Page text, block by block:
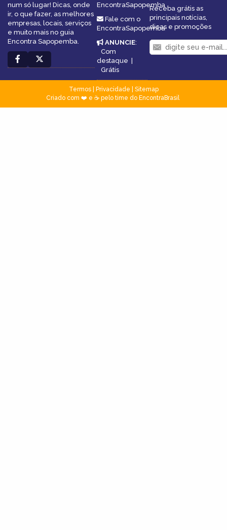
num só lugar! Dicas, onde
ir, o que fazer, as melhores
empresas, locais, serviços
e muito mais no guia
Encontra Sapopemba.
EncontraSapopemba
Fale com o
EncontraSapopemba
ANUNCIE:
Com
destaque |
Grátis
Receba grátis as
principais notícias,
dicas e promoções
Termos| Privacidade
Sitemap
Criado com ❤️ e ☕ pelo time do EncontraBrasil